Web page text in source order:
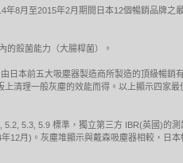
8月至2015年2月期間日本12個暢銷品牌
的殺菌能力（大腸桿菌）。
日本前五大吸塵器製造商所製造的頂級暢
清理一般灰塵的效能而得。以上顯示四家
5.3, 5.9 標準，獨立第三方 IBR(英國)的
12月)。灰塵堆顯示與戴森吸塵器相較，日